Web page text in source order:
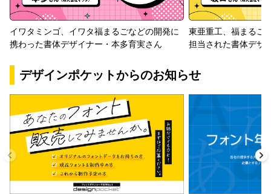
イワタミンゴ、イワタ福まるごなどの開発に
携わった書体デザイナー・本多育実さん
東亜重工、福まるご
担当された書体デザ
デザインポケットからのお知らせ